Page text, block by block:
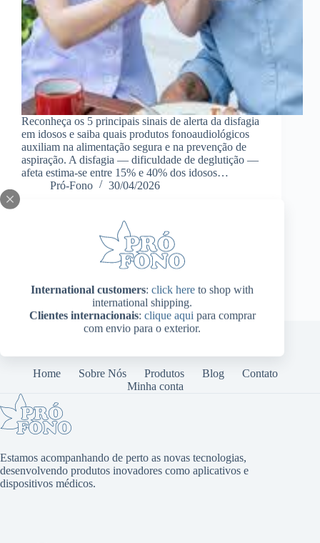
International customers: click here to shop with
international shipping.
Clientes internacionais: clique aqui para comprar
com envio para o exterior.
Reconheça os 5 principais sinais de alerta da disfagia
em idosos e saiba quais produtos fonoaudiológicos
auxiliam na alimentação segura e na prevenção de
aspiração. A disfagia — dificuldade de deglutição —
afeta estima-se entre 15% e 40% dos idosos…
Pró-Fono
30/04/2026
Home Sobre Nós Produtos Blog
Contato
Minha conta
Estamos acompanhando de perto as novas tecnologias,
desenvolvendo produtos inovadores como aplicativos e
dispositivos médicos.